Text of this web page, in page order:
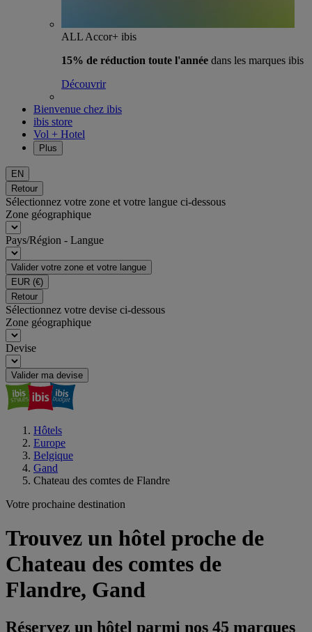
ALL Accor+ ibis
15% de réduction toute l'année dans les marques ibis
Découvrir
Bienvenue chez ibis
ibis store
Vol + Hotel
Plus
EN
Retour
Sélectionnez votre zone et votre langue ci-dessous
Zone géographique
Pays/Région - Langue
Valider votre zone et votre langue
EUR (€)
Retour
Sélectionnez votre devise ci-dessous
Zone géographique
Devise
Valider ma devise
Hôtels
Europe
Belgique
Gand
Chateau des comtes de Flandre
Votre prochaine destination
Trouvez un hôtel proche de
Chateau des comtes de
Flandre, Gand
Réservez un hôtel parmi nos 45 marques